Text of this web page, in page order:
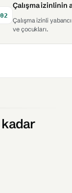
02
Çalışma izinlinin
Çalışma izinli
ve çocukları.